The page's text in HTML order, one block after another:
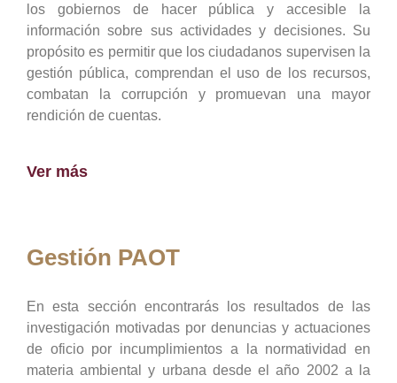
los gobiernos de hacer pública y accesible la
información sobre sus actividades y decisiones. Su
propósito es permitir que los ciudadanos supervisen la
gestión pública, comprendan el uso de los recursos,
combatan la corrupción y promuevan una mayor
rendición de cuentas.
Ver más
Gestión PAOT
En esta sección encontrarás los resultados de las
investigación motivadas por denuncias y actuaciones
de oficio por incumplimientos a la normatividad en
materia ambiental y urbana desde el año 2002 a la